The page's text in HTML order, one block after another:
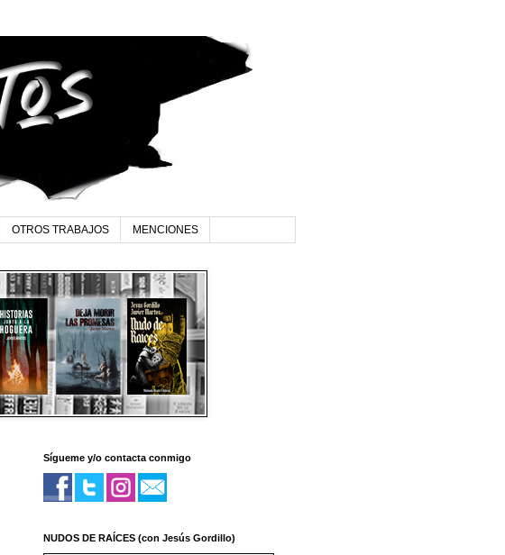
OTROS TRABAJOS MENCIONES
Sígueme y/o contacta conmigo
NUDOS DE RAÍCES (con Jesús Gordillo)